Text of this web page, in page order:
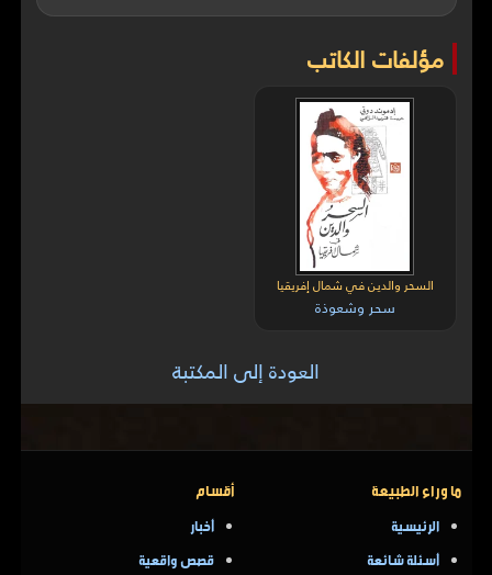
مؤلفات الكاتب
السحر والدين في شمال إفريقيا
سحر وشعوذة
العودة إلى المكتبة
ما وراء الطبيعة
الرئيسية
أسئلة شائعة
أقسام
أخبار
قصص واقعية